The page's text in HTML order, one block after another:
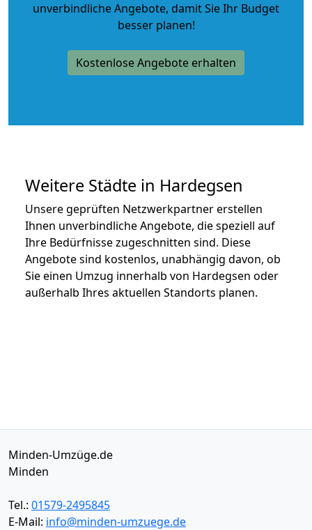
unverbindliche Angebote, damit Sie Ihr Budget
besser planen!
Kostenlose Angebote erhalten
Weitere Städte in Hardegsen
Unsere geprüften Netzwerkpartner erstellen
Ihnen unverbindliche Angebote, die speziell auf
Ihre Bedürfnisse zugeschnitten sind. Diese
Angebote sind kostenlos, unabhängig davon, ob
Sie einen Umzug innerhalb von Hardegsen oder
außerhalb Ihres aktuellen Standorts planen.
Minden-Umzüge.de
Minden
Tel.: 01579-2495845
E-Mail: info@minden-umzuege.de